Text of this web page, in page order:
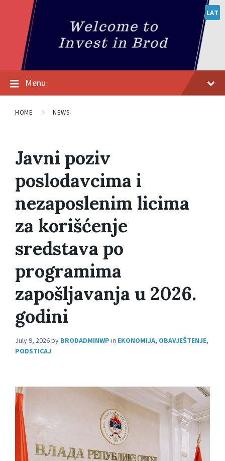
LAT
Menu
HOME NEWS
Javni poziv
poslodavcima i
nezaposlenim licima
za korišćenje
sredstava po
programima
zapošljavanja u 2026.
godini
July 9, 2026by BRODADMINWP in EKONOMIJA, OBAVJEŠTENJE,
PODSTICAJ